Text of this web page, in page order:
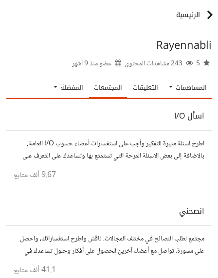
الرئيسية
Rayennabli
عضو منذ9 أشهر
المساهمات التعليقات المجتمعات المفضلة
اسأل I/O
اطرح اسئلة مثيرة للتفكير وأجب على استفسارات أعضاء حسوب I/O العامة,
بالاضافة إلى بعض الاسئلة المرحة التي تستمتع بها وتساعدك على التعرف على
9.67 ألف متابع
انصحني
مجتمع لطلب النصائح في مختلف المجالات. ناقش واطرح استفساراتك، واحصل
على مشورة. تواصل مع أعضاء آخرين للحصول على أفكار وحلول تساعدك في
41.1 ألف متابع